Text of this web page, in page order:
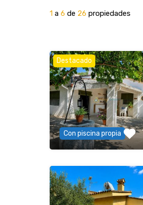
1 a 6 de 26 propiedades
Destacado
Con piscina propia